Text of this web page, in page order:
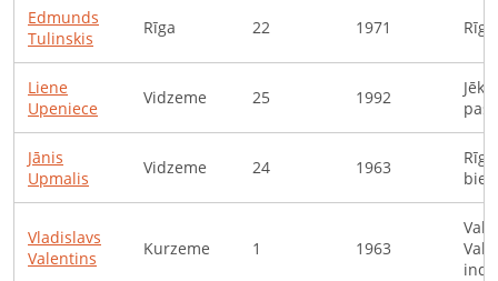
Edmunds
Tulinskis
Rīga 22 1971
Liene
Upeniece
Vidzeme 25 1992
Jānis
Upmalis
Vidzeme 24 1963
Vladislavs
Valentins
Kurzeme 1 1963